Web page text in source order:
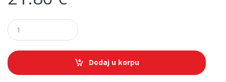
Q
u
a
t
i
Dodaj u korpu